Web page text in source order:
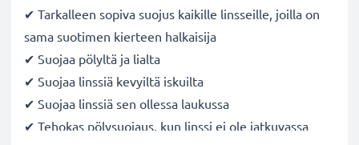
✔ Tarkalleen sopiva suojus kaikille linsseille, joilla on
sama suotimen kierteen halkaisija
✔ Suojaa pölyltä ja lialta
✔ Suojaa linssiä kevyiltä iskuilta
✔ Suojaa linssiä sen ollessa laukussa
✔ Tehokas pölysuojaus, kun linssi ei ole jatkuvassa